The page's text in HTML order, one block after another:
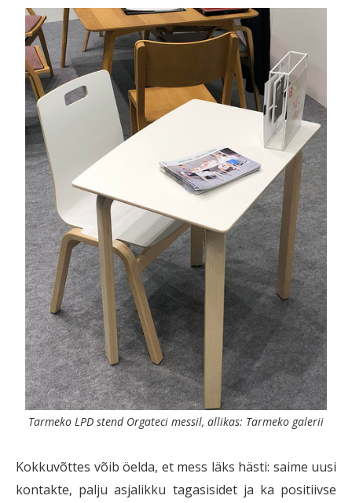
Tarmeko LPD stend Orgateci messil, allikas: Tarmeko galerii
Kokkuvõttes võib öelda, et mess läks hästi: saime uusi
kontakte, palju asjalikku tagasisidet ja ka positiivse